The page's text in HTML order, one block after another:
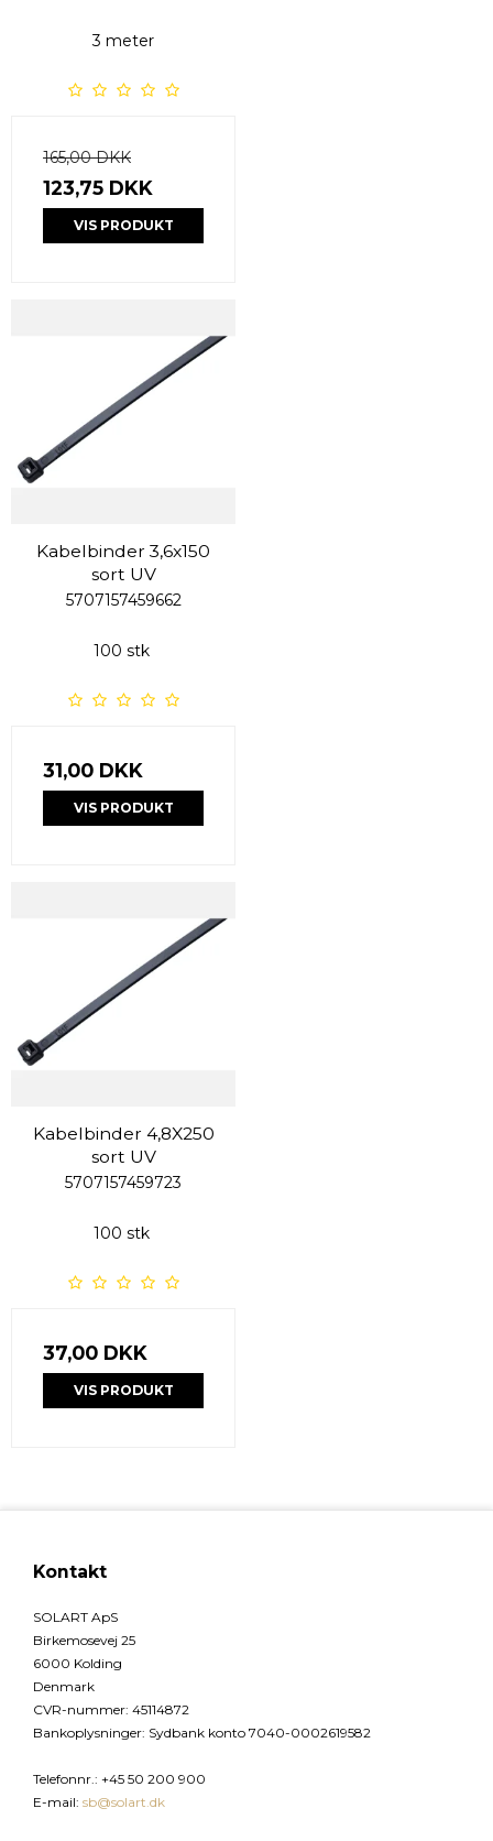
3 meter
165,00 DKK
123,75 DKK
VIS PRODUKT
Kabelbinder 3,6x150
sort UV
5707157459662
100 stk
31,00 DKK
VIS PRODUKT
Kabelbinder 4,8X250
sort UV
5707157459723
100 stk
37,00 DKK
VIS PRODUKT
Kontakt
SOLART ApS
Birkemosevej 25
6000 Kolding
Denmark
CVR-nummer: 45114872
Bankoplysninger: Sydbank konto 7040-0002619582
Telefonnr.: +45 50 200 900
E-mail: sb@solart.dk